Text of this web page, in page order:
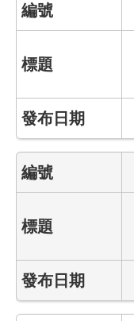
勞
動
市
政
府
臺
通
聯
絡
我